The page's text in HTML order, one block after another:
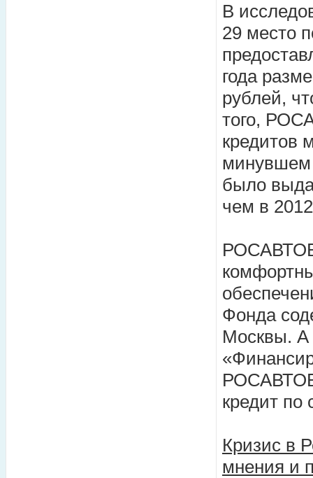
В
29 место
года
рублей,
того,
кредитов
минувшем
было
чем в 2012
Фонда
Москвы. А
кредит по
Кризис в
мнения и